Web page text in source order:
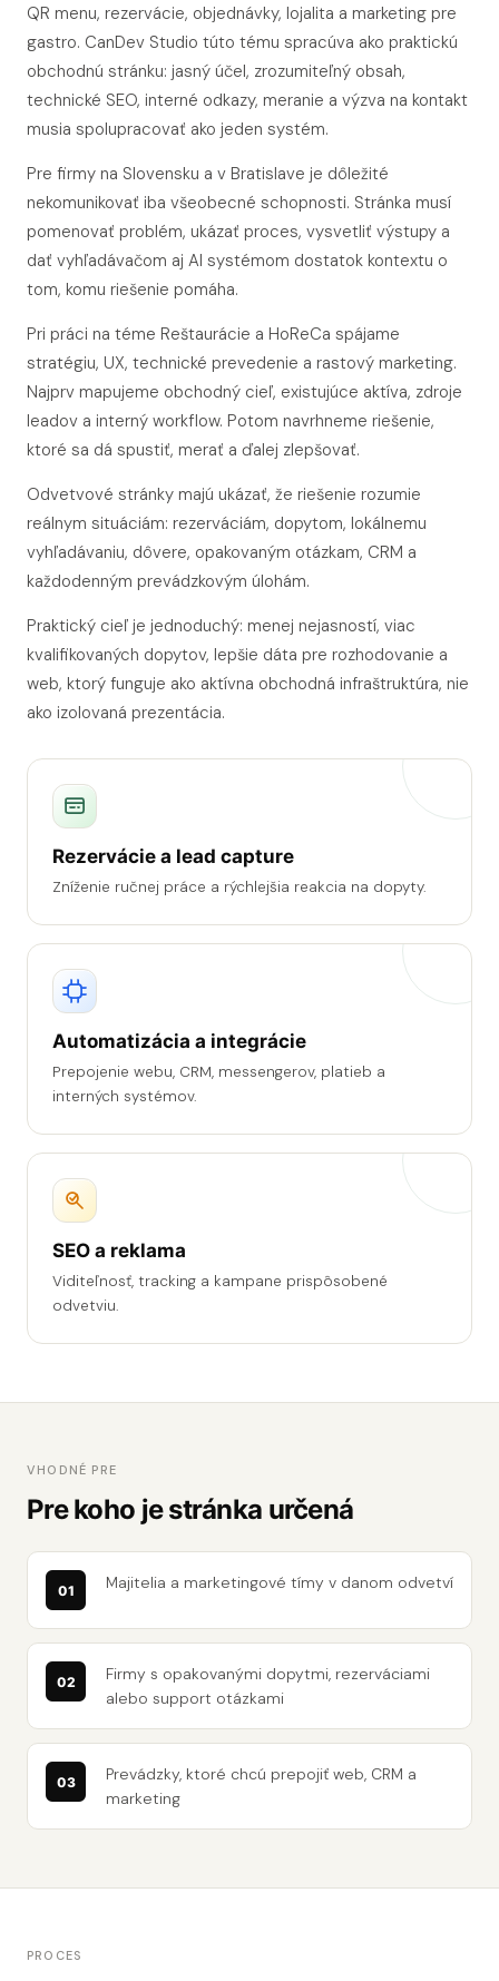
QR menu, rezervácie, objednávky, lojalita a marketing pre
gastro. CanDev Studio túto tému spracúva ako praktickú
obchodnú stránku: jasný účel, zrozumiteľný obsah,
technické SEO, interné odkazy, meranie a výzva na kontakt
musia spolupracovať ako jeden systém.
Pre firmy na Slovensku a v Bratislave je dôležité
nekomunikovať iba všeobecné schopnosti. Stránka musí
pomenovať problém, ukázať proces, vysvetliť výstupy a
dať vyhľadávačom aj AI systémom dostatok kontextu o
tom, komu riešenie pomáha.
Pri práci na téme Reštaurácie a HoReCa spájame
stratégiu, UX, technické prevedenie a rastový marketing.
Najprv mapujeme obchodný cieľ, existujúce aktíva, zdroje
leadov a interný workflow. Potom navrhneme riešenie,
ktoré sa dá spustiť, merať a ďalej zlepšovať.
Odvetvové stránky majú ukázať, že riešenie rozumie
reálnym situáciám: rezerváciám, dopytom, lokálnemu
vyhľadávaniu, dôvere, opakovaným otázkam, CRM a
každodenným prevádzkovým úlohám.
Praktický cieľ je jednoduchý: menej nejasností, viac
kvalifikovaných dopytov, lepšie dáta pre rozhodovanie a
web, ktorý funguje ako aktívna obchodná infraštruktúra, nie
ako izolovaná prezentácia.
Rezervácie a lead capture
Zníženie ručnej práce a rýchlejšia reakcia na dopyty.
Automatizácia a integrácie
Prepojenie webu, CRM, messengerov, platieb a
interných systémov.
SEO a reklama
Viditeľnosť, tracking a kampane prispôsobené
odvetviu.
VHODNÉ PRE
Pre koho je stránka určená
Majitelia a marketingové tímy v danom odvetví
Firmy s opakovanými dopytmi, rezerváciami
alebo support otázkami
Prevádzky, ktoré chcú prepojiť web, CRM a
marketing
PROCES